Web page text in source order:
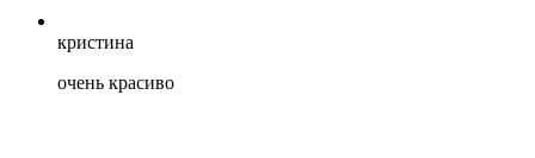
кристина
очень красиво